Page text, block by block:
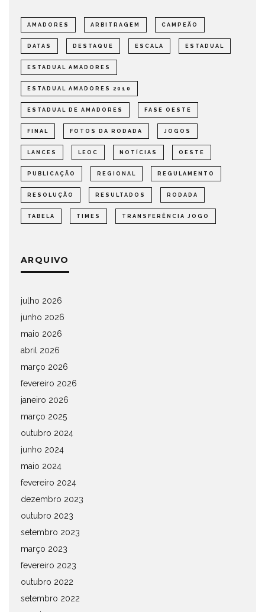
AMADORES ARBITRAGEM CAMPEÃO
DATAS DESTAQUE ESCALA ESTADUAL
ESTADUAL AMADORES
ESTADUAL AMADORES 2010
ESTADUAL DE AMADORES FASE OESTE
FINAL FOTOS DA RODADA JOGOS
LANCES LEOC NOTÍCIAS OESTE
PUBLICAÇÃO REGIONAL REGULAMENTO
RESOLUÇÃO RESULTADOS RODADA
TABELA TIMES TRANSFERÊNCIA JOGO
ARQUIVO
julho 2026
junho 2026
maio 2026
abril 2026
março 2026
fevereiro 2026
janeiro 2026
março 2025
outubro 2024
junho 2024
maio 2024
fevereiro 2024
dezembro 2023
outubro 2023
setembro 2023
março 2023
fevereiro 2023
outubro 2022
setembro 2022